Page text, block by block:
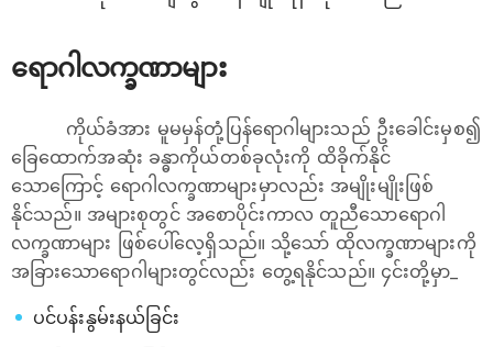
ရောဂါလက္ခဏာများ
ကိုယ်ခံအား မူမမှန်တုံ့ပြန်‌ရောဂါများသည် ဦးခေါင်းမှစ၍
ခြေထောက်အဆုံး ခန္ဓာကိုယ်တစ်ခုလုံးကို ထိခိုက်နိုင်
သောကြောင့် ‌ရောဂါလက္ခဏာများမှာလည်း အမျိုးမျိုးဖြစ်
နိုင်သည်။ အများစုတွင် အစောပိုင်းကာလ တူညီသောရောဂါ
လက္ခဏာများ ဖြစ်ပေါ်လေ့ရှိသည်။ သို့သော် ထိုလက္ခဏာများကို
အခြားသောရောဂါများတွင်လည်း တွေ့ရနိုင်သည်။ ၄င်းတို့မှာ_
ပင်ပန်းနွမ်းနယ်ခြင်း